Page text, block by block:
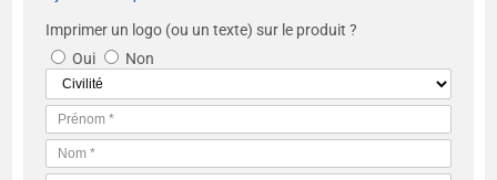
Imprimer un logo (ou un texte) sur le produit ?
Oui
Non